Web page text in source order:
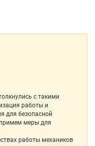
с такими
работы и
для безопасной
меры для
работы механиков